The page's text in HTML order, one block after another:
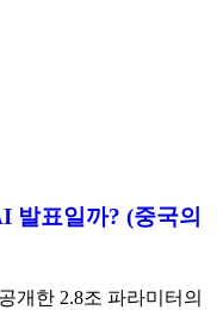
발표일까? (중국의
개한 2.8조 파라미터의